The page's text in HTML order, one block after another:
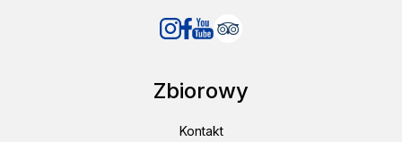
Zbiorowy
Kontakt